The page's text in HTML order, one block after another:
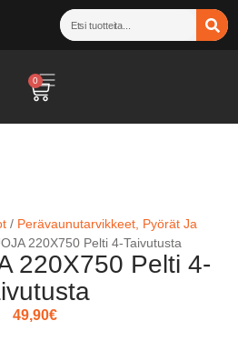
0
/ Perävaunutarvikkeet, Pyörät Ja
220X750 Pelti 4-Taivutusta
220X750 Pelti 4-
49,90€